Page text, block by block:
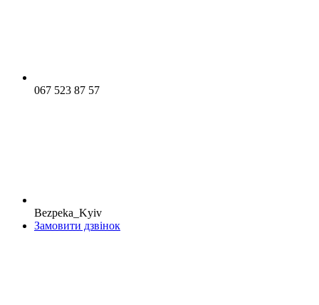
067 523 87 57
Bezpeka_Kyiv
Замовити дзвінок